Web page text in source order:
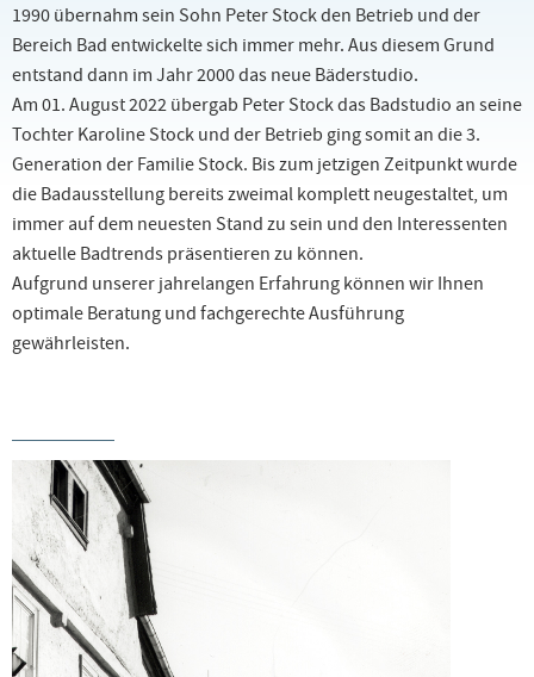
1990 übernahm sein Sohn Peter Stock den Betrieb und der
Bereich Bad entwickelte sich immer mehr. Aus diesem Grund
entstand dann im Jahr 2000 das neue Bäderstudio.
Am 01. August 2022 übergab Peter Stock das Badstudio an seine
Tochter Karoline Stock und der Betrieb ging somit an die 3.
Generation der Familie Stock. Bis zum jetzigen Zeitpunkt wurde
die Badausstellung bereits zweimal komplett neugestaltet, um
immer auf dem neuesten Stand zu sein und den Interessenten
aktuelle Badtrends präsentieren zu können.
Aufgrund unserer jahrelangen Erfahrung können wir Ihnen
optimale Beratung und fachgerechte Ausführung
gewährleisten.